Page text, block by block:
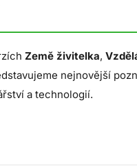
Země živitelka,
nejnovější
a technologií.